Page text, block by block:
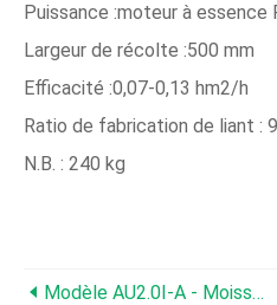
Puissance :moteur à essence
Largeur de récolte :500 mm
Efficacité :0,07-0,13 hm2/h
Ratio de fabrication de liant :
N.B. : 240 kg
Modèle AU2.0I-A - Moissonneuse-Batteuse I Style